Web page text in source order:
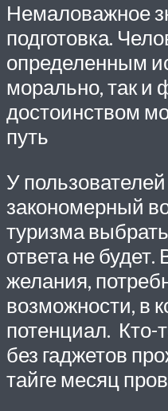
Немаловажное
подготовка.
определенным
морально, так и
достоинством
путь
У
закономерный
туризма
ответа не будет.
желания,
возможности, в
потенциал. Кто-
без гаджетов
тайге месяц